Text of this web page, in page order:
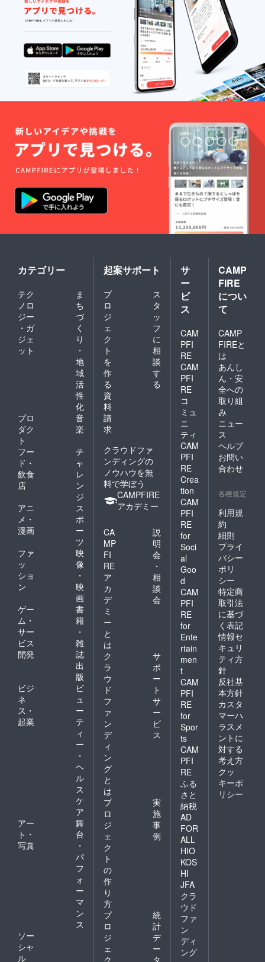
カテゴリー
テク
ノロ
ジー
・ガ
ジェ
ット
ま
ち
づ
く
り
・
地
域
活
性
化
プロ
ダク
ト
音
楽
フー
ド・
飲食
店
チ
ャ
レ
ン
ジ
アニ
メ・
漫画
ス
ポ
ー
ツ
ファ
ッ
ショ
ン
映
像
・
映
画
ゲー
ム・
サー
ビス
開発
書
籍
・
雑
誌
出
版
ビジ
ネ
ス・
起業
ビ
ュ
ー
テ
ィ
ー
・
ヘ
ル
ス
ケ
ア
アー
ト・
写真
舞
台
・
パ
フ
ォ
ー
マ
ン
ス
ソー
シャ
ル
起案サポート
プ
ロ
ジ
ェ
ク
ト
を
作
る
ス
タ
ッ
フ
に
相
談
す
る
資
料
請
求
クラウドファ
ンディングの
ノウハウを無
料で学ぼう
CAMPFIRE
アカデミー
CA
MP
FI
RE
ア
カ
デ
ミ
ー
と
は
説
明
会
・
相
談
会
ク
ラ
ウ
ド
フ
ァ
ン
デ
ィ
ン
グ
と
は
サ
ポ
ー
ト
サ
ー
ビ
ス
プ
ロ
ジ
ェ
ク
ト
の
作
り
方
実
施
事
例
プ
ロ
ジ
ェ
統
計
デ
ー
サ
ー
ビ
ス
CAM
PFI
RE
CAM
PFI
RE
コ
ミュ
ニ
ティ
CAM
PFI
RE
Crea
tion
CAM
PFI
RE
for
Soci
al
Goo
d
CAM
PFI
RE
for
Ente
rtain
men
t
CAM
PFI
RE
for
Spor
ts
CAM
PFI
RE
ふる
さと
納税
AD
FOR
ALL
HIO
KOS
HI
JFA
クラ
ウド
ファ
ン
ディ
ング
CAMP
FIRE
につい
て
CAMP
FIREと
は
あんし
ん・安
全への
取り組
み
ニュー
ス
ヘルプ
お問い
合わせ
各種規定
利用規
約
細則
プライ
バシー
ポリ
シー
特定商
取引法
に基づ
く表記
情報セ
キュリ
ティ方
針
反社基
本方針
カスタ
マーハ
ラスメ
ントに
対する
考え方
クッ
キーポ
リシー